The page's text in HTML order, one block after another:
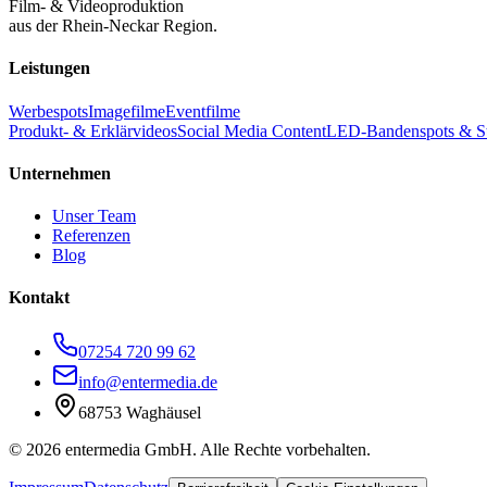
Film- & Videoproduktion
aus der Rhein-Neckar Region.
Leistungen
WerbespotsImagefilmeEventfilme
Produkt- & ErklärvideosSocial Media ContentLED-Bandenspots &
Unternehmen
Unser Team
Referenzen
Blog
Kontakt
07254 720 99 62
info@entermedia.de
68753 Waghäusel
© 2026 entermedia GmbH. Alle Rechte vorbehalten.